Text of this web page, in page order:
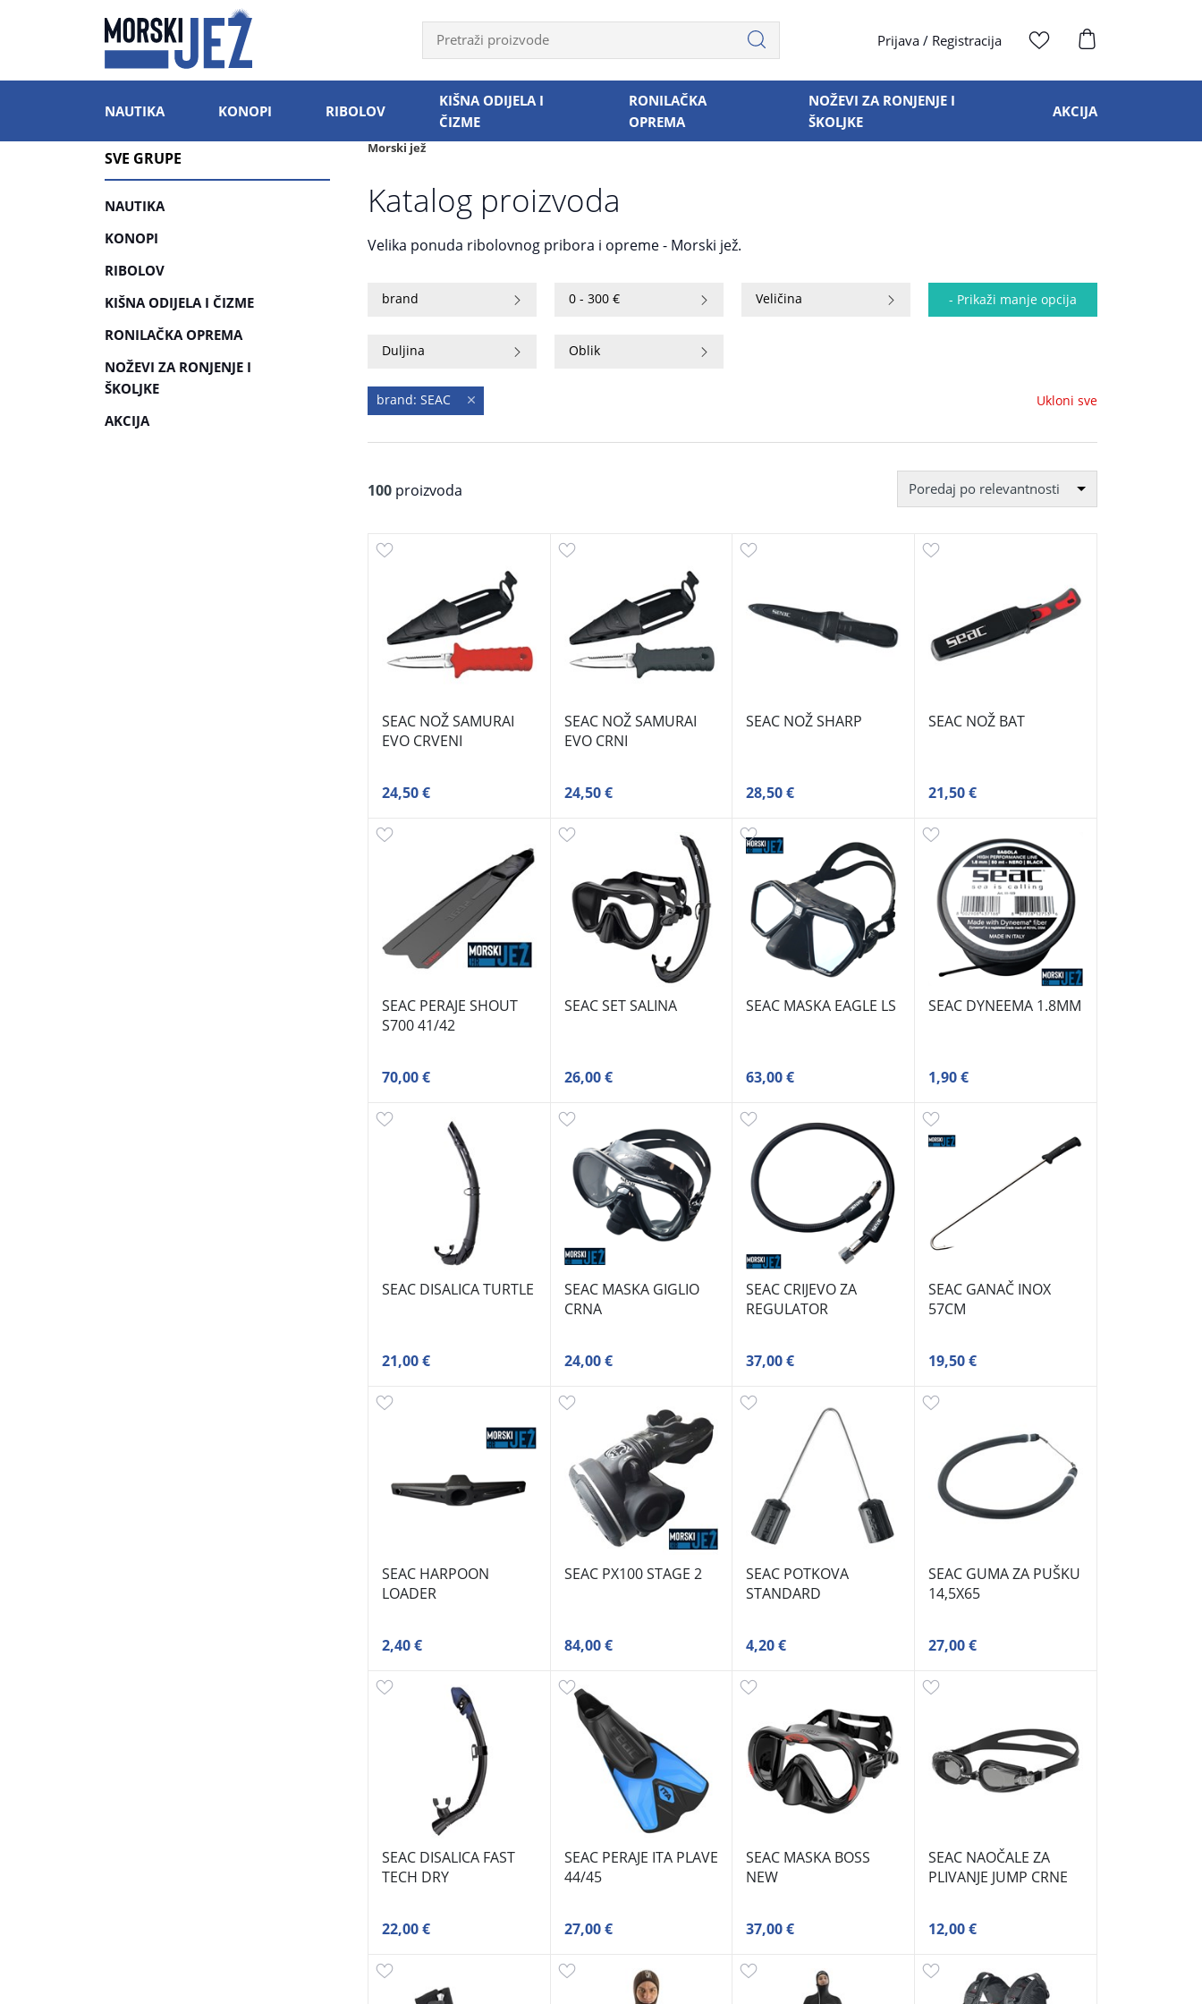
Prijava / Registracija
NAUTIKA KONOPI RIBOLOV
KIŠNA ODIJELA I
ČIZME
RONILAČKA
OPREMA
NOŽEVI ZA RONJENJE I
ŠKOLJKE
AKCIJA
SVE GRUPE
NAUTIKA
KONOPI
RIBOLOV
KIŠNA ODIJELA I ČIZME
RONILAČKA OPREMA
NOŽEVI ZA RONJENJE I
ŠKOLJKE
AKCIJA
Morski jež
Katalog proizvoda
Velika ponuda ribolovnog pribora i opreme - Morski jež.
brand 0 - 300 € Veličina - Prikaži manje opcija
Duljina Oblik
brand: SEAC Ukloni sve
100 proizvoda Poredaj po relevantnosti
SEAC NOŽ SAMURAI
EVO CRVENI
24,50 €
SEAC NOŽ SAMURAI
EVO CRNI
24,50 €
SEAC NOŽ SHARP
28,50 €
SEAC NOŽ BAT
21,50 €
SEAC PERAJE SHOUT
S700 41/42
70,00 €
SEAC SET SALINA
26,00 €
SEAC MASKA EAGLE LS
63,00 €
SEAC DYNEEMA 1.8MM
1,90 €
SEAC DISALICA TURTLE
21,00 €
SEAC MASKA GIGLIO
CRNA
24,00 €
SEAC CRIJEVO ZA
REGULATOR
37,00 €
SEAC GANAČ INOX
57CM
19,50 €
SEAC HARPOON
LOADER
2,40 €
SEAC PX100 STAGE 2
84,00 €
SEAC POTKOVA
STANDARD
4,20 €
SEAC GUMA ZA PUŠKU
14,5X65
27,00 €
SEAC DISALICA FAST
TECH DRY
22,00 €
SEAC PERAJE ITA PLAVE
44/45
27,00 €
SEAC MASKA BOSS
NEW
37,00 €
SEAC NAOČALE ZA
PLIVANJE JUMP CRNE
12,00 €